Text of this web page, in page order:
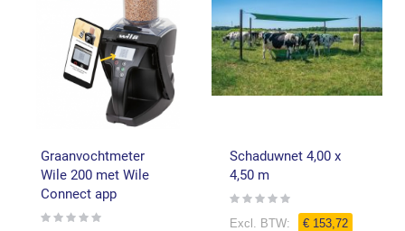
Graanvochtmeter
Wile 200 met Wile
Connect app
Rating:
Schaduwnet 4,00 x
4,50 m
Rating:
€ 153,72